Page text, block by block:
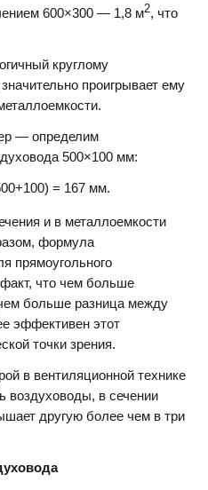
600×300 — 1,8 м2, что
круглому
проигрывает ему
— определим
500×100 мм:
= 167 мм.
и в металлоемкости
формула
прямоугольного
что чем больше
больше разница между
эффективен этот
точки зрения.
в вентиляционной технике
воздуховоды, в сечении
другую более чем в три